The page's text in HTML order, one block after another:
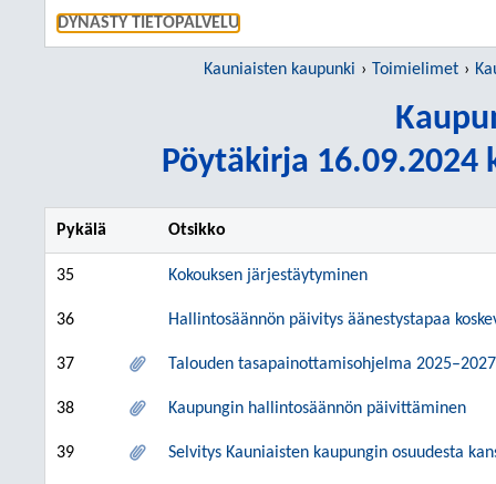
DYNASTY TIETOPALVELU
Kauniaisten kaupunki Toimielimet
Pöytäkirja 16.09.2024
Pykälä Otsikko
35 Kokouksen järjestäytyminen
36 Hallintosäännön päivitys äänestystapaa
37 Talouden tasapainottamisohjelma 2025–2027
38 Kaupungin hallintosäännön päivittäminen
39 Selvitys Kauniaisten kaupungin osuudesta